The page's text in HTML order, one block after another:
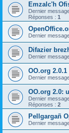
Emzalc'h
Dernier
Réponses : 1
Dernier
Difazier
Dernier
OO.org
Dernier
OO.org 2.0:
Dernier
Réponses : 2
Pellgargañ
Dernier